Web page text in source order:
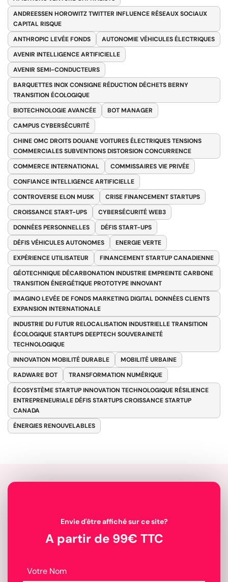
ANDREESSEN HOROWITZ TWITTER INFLUENCE RÉSEAUX SOCIAUX
CAPITAL RISQUE
ANTHROPIC LEVÉE FONDS
AUTONOMIE VÉHICULES ÉLECTRIQUES
AVENIR INTELLIGENCE ARTIFICIELLE
AVENIR SEMI-CONDUCTEURS
BARQUETTES INOX CONSIGNE RÉDUCTION DÉCHETS BERNY
TRANSITION ÉCOLOGIQUE
BIOTECHNOLOGIE AVANCÉE
BOT MANAGER
CAMPUS CYBERSÉCURITÉ
CHINE OMC DROITS DOUANE VOITURES ÉLECTRIQUES TENSIONS
COMMERCIALES SUBVENTIONS DISTORSION CONCURRENCE
COMMERCE INTERNATIONAL
COMMISSAIRES VIE PRIVÉE
CONFIANCE INTELLIGENCE ARTIFICIELLE
CONTROVERSE ELON MUSK
CRISE FINANCEMENT STARTUPS
CROISSANCE START-UPS
CYBERSÉCURITÉ WEB3
DONNÉES PERSONNELLES
DÉFIS START-UPS
DÉFIS VÉHICULES AUTONOMES
ENERGIE VERTE
EXPÉRIENCE UTILISATEUR
FINANCEMENT STARTUP CANADIENNE
GÉOTECHNIQUE DÉCARBONATION INDUSTRIE EMPREINTE CARBONE
TRANSITION ÉNERGÉTIQUE PROTOTYPE INNOVANT
IMAGINO LEVÉE DE FONDS MARKETING DIGITAL DONNÉES CLIENTS
EXPANSION INTERNATIONALE
INDUSTRIE DU FUTUR RELOCALISATION INDUSTRIELLE TRANSITION
ÉCOLOGIQUE STARTUPS DEEPTECH SOUVERAINETÉ
TECHNOLOGIQUE
INNOVATION MOBILITÉ DURABLE
MOBILITÉ URBAINE
RADWARE BOT
TRANSFORMATION NUMÉRIQUE
ÉCOSYSTÈME STARTUP INNOVATION TECHNOLOGIQUE RÉSILIENCE
ENTREPRENEURIALE DÉFIS STARTUPS CROISSANCE STARTUP
CANADA
ÉNERGIES RENOUVELABLES
Envie d'être affiché sur ce site?
A partir de 99€ TTC